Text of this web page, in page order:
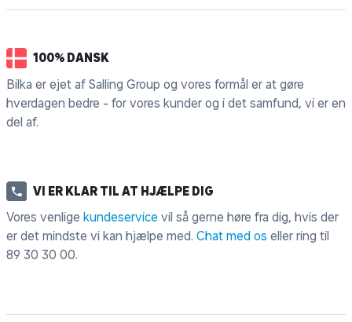
100% DANSK
Bilka er ejet af Salling Group og vores formål er at gøre
hverdagen bedre - for vores kunder og i det samfund, vi er en
del af.
VI ER KLAR TIL AT HJÆLPE DIG
Vores venlige kundeservice vil så gerne høre fra dig, hvis der
er det mindste vi kan hjælpe med. Chat med os eller ring til
89 30 30 00.